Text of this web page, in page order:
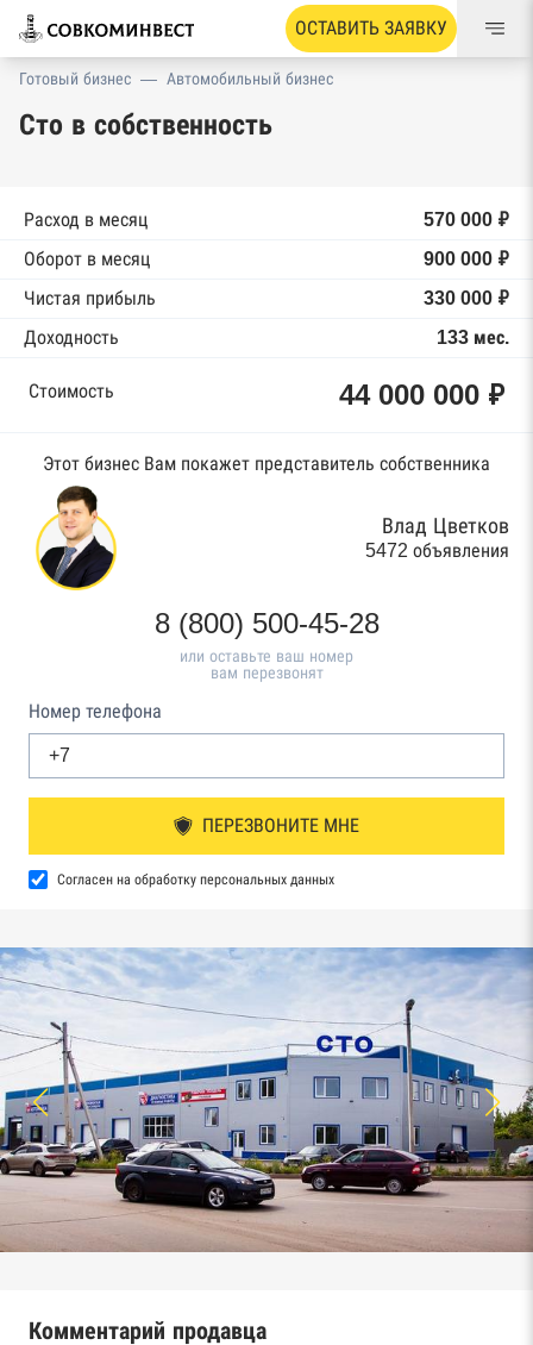
ОСТАВИТЬ ЗАЯВКУ
Готовый бизнес — Автомобильный бизнес
Сто в собственность
Расход в месяц
570 000 ₽
Оборот в месяц
900 000 ₽
Чистая прибыль
330 000 ₽
Доходность
133 мес.
Стоимость 44 000 000 ₽
Этот бизнес Вам покажет представитель собственника
Влад Цветков
5472 объявления
8 (800) 500-45-28
или оставьте ваш номер
вам перезвонят
Номер телефона
ПЕРЕЗВОНИТЕ МНЕ
Согласен на обработку персональных данных
Комментарий продавца